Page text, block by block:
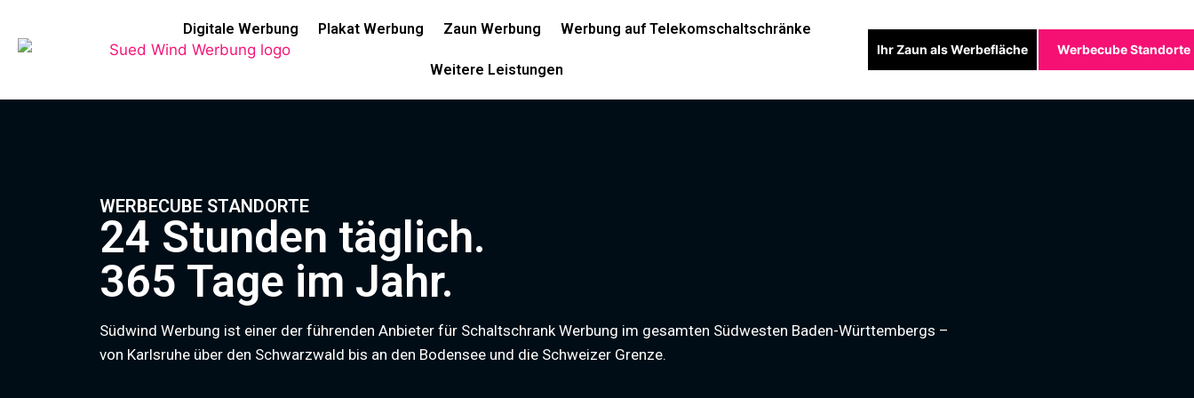
Digitale Werbung Plakat Werbung Zaun Werbung Werbung auf Telekomschaltschränke
Weitere Leistungen
Ihr Zaun als Werbefläche Werbecube Standorte
WERBECUBE STANDORTE
24 Stunden täglich.
365 Tage im Jahr.
Südwind Werbung ist einer der führenden Anbieter für Schaltschrank Werbung im gesamten Südwesten Baden-Württembergs –
von Karlsruhe über den Schwarzwald bis an den Bodensee und die Schweizer Grenze.